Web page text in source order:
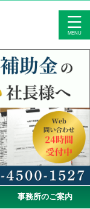
事務所のご案内